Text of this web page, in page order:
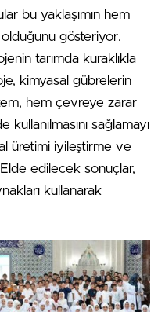
bu yaklaşımın hem
gösteriyor.
tarımda kuraklıkla
kimyasal gübrelerin
hem çevreye zarar
sağlamayı
üretimi iyileştirme ve
edilecek sonuçlar,
kullanarak